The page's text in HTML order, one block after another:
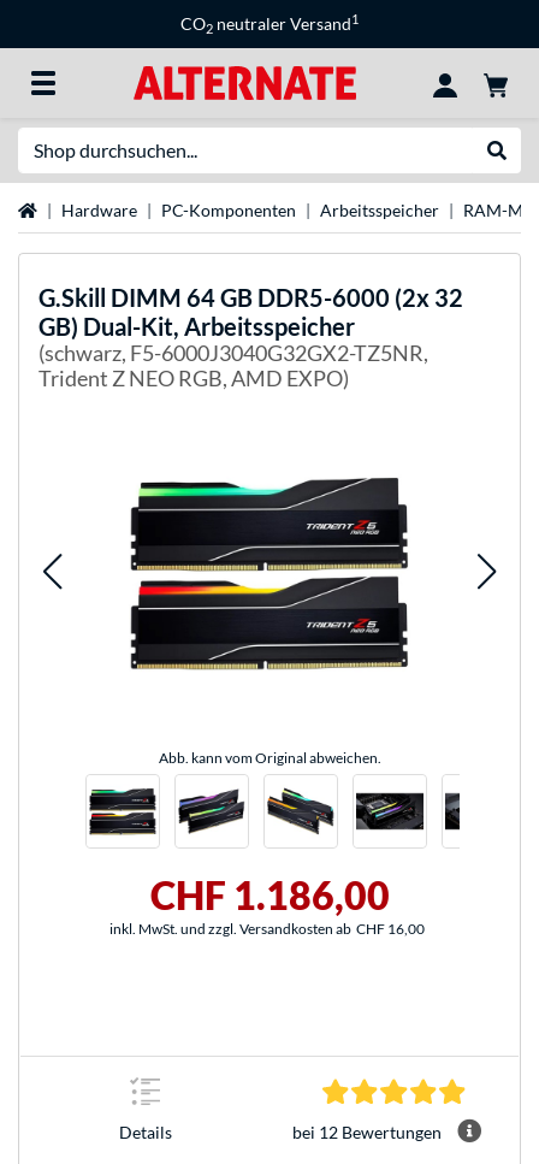
CO2 neutraler Versand1
StartseiteHardware PC-Komponenten Arbeitsspeicher RAM-
G.Skill DIMM 64 GB DDR5-6000 (2x 32
GB) Dual-Kit, Arbeitsspeicher
(schwarz, F5-6000J3040G32GX2-TZ5NR,
Trident Z NEO RGB, AMD EXPO)
Abb. kann vom Original abweichen.
CHF 1.186,00
inkl. MwSt. und zzgl. Versandkosten ab CHF 16,00
Details bei 12 Bewertungen